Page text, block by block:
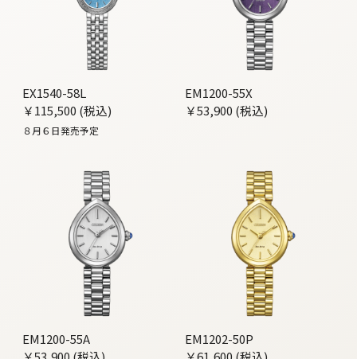
EX1540-58L
￥115,500 (税込)
８月６日発売予定
EM1200-55X
￥53,900 (税込)
EM1200-55A
EM1202-50P